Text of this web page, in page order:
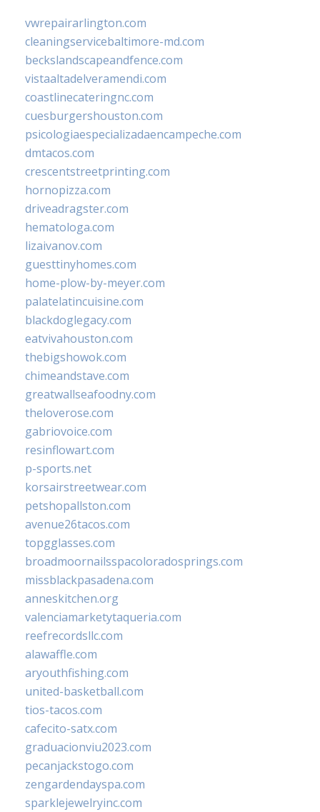
vwrepairarlington.com
cleaningservicebaltimore-md.com
beckslandscapeandfence.com
vistaaltadelveramendi.com
coastlinecateringnc.com
cuesburgershouston.com
psicologiaespecializadaencampeche.com
dmtacos.com
crescentstreetprinting.com
hornopizza.com
driveadragster.com
hematologa.com
lizaivanov.com
guesttinyhomes.com
home-plow-by-meyer.com
palatelatincuisine.com
blackdoglegacy.com
eatvivahouston.com
thebigshowok.com
chimeandstave.com
greatwallseafoodny.com
theloverose.com
gabriovoice.com
resinflowart.com
p-sports.net
korsairstreetwear.com
petshopallston.com
avenue26tacos.com
topgglasses.com
broadmoornailsspacoloradosprings.com
missblackpasadena.com
anneskitchen.org
valenciamarketytaqueria.com
reefrecordsllc.com
alawaffle.com
aryouthfishing.com
united-basketball.com
tios-tacos.com
cafecito-satx.com
graduacionviu2023.com
pecanjackstogo.com
zengardendayspa.com
sparklejewelryinc.com